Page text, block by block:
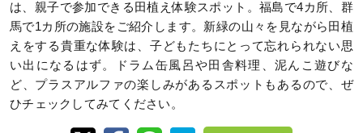
は、親子で参加できる田植え体験スポット。福島で4カ所、群
馬で1カ所の施設をご紹介します。新緑の山々を見ながら田植
えをする貴重な体験は、子どもたちにとって忘れられない思
い出になるはず。ドラム缶風呂や田舎料理、泥んこ遊びな
ど、プラスアルファの楽しみがあるスポットもあるので、ぜ
ひチェックしてみてください。